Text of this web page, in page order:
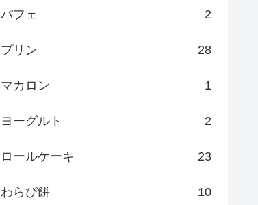
パフェ 2
プリン 28
マカロン 1
ヨーグルト 2
ロールケーキ 23
わらび餅 10